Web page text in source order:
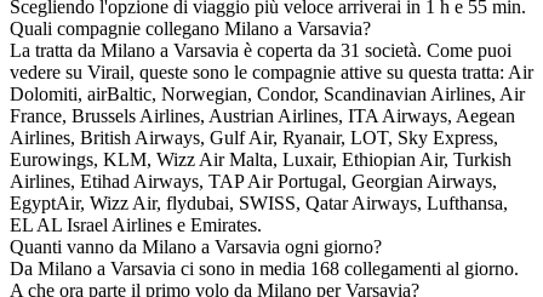
Scegliendo l'opzione di viaggio più veloce arriverai in 1 h e 55 min.
Quali compagnie collegano Milano a Varsavia?
La tratta da Milano a Varsavia è coperta da 31 società. Come puoi
vedere su Virail, queste sono le compagnie attive su questa tratta: Air
Dolomiti, airBaltic, Norwegian, Condor, Scandinavian Airlines, Air
France, Brussels Airlines, Austrian Airlines, ITA Airways, Aegean
Airlines, British Airways, Gulf Air, Ryanair, LOT, Sky Express,
Eurowings, KLM, Wizz Air Malta, Luxair, Ethiopian Air, Turkish
Airlines, Etihad Airways, TAP Air Portugal, Georgian Airways,
EgyptAir, Wizz Air, flydubai, SWISS, Qatar Airways, Lufthansa,
EL AL Israel Airlines e Emirates.
Quanti vanno da Milano a Varsavia ogni giorno?
Da Milano a Varsavia ci sono in media 168 collegamenti al giorno.
A che ora parte il primo volo da Milano per Varsavia?